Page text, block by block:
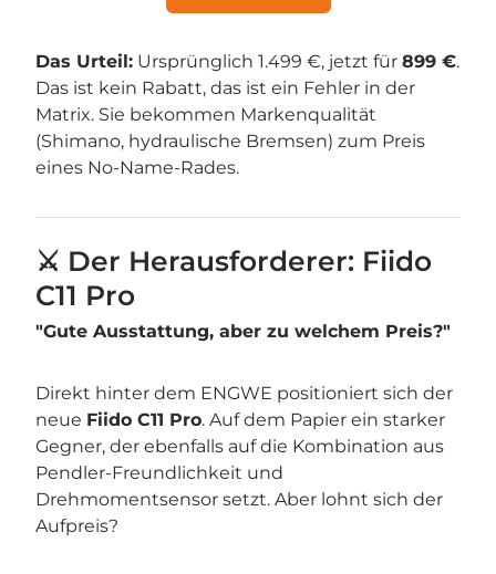
Das Urteil: Ursprünglich 1.499 €, jetzt für 899 €.
Das ist kein Rabatt, das ist ein Fehler in der
Matrix. Sie bekommen Markenqualität
(Shimano, hydraulische Bremsen) zum Preis
eines No-Name-Rades.
⚔️ Der Herausforderer: Fiido
C11 Pro
"Gute Ausstattung, aber zu welchem Preis?"
Direkt hinter dem ENGWE positioniert sich der
neue Fiido C11 Pro. Auf dem Papier ein starker
Gegner, der ebenfalls auf die Kombination aus
Pendler-Freundlichkeit und
Drehmomentsensor setzt. Aber lohnt sich der
Aufpreis?